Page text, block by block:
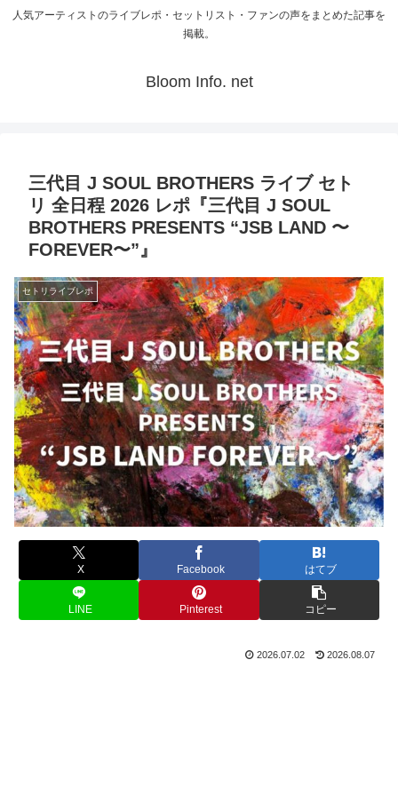
人気アーティストのライブレポ・セットリスト・ファンの声をまとめた記事を
掲載。
Bloom Info. net
三代目 J SOUL BROTHERS ライブ セト
リ 全日程 2026 レポ『三代目 J SOUL
BROTHERS PRESENTS “JSB LAND 〜
FOREVER〜”』
セトリライブレポ
X Facebook はてブ
LINE Pinterest コピー
2026.07.02 2026.08.07